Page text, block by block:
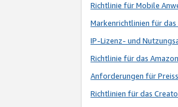
Richtlinie für Mobile
Markenrichtlinien für
IP-Lizenz- und
Richtlinie für das
Anforderungen für
Richtlinien für das